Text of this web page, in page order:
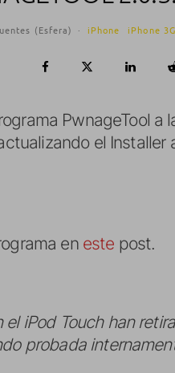
(Esfera) · iPhone iPhone 3G
PwnageTool a
el
en este post.
iPod Touch han
probada